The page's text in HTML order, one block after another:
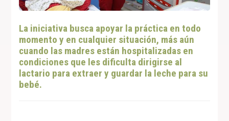
La iniciativa busca apoyar la práctica en todo
momento y en cualquier situación, más aún
cuando las madres están hospitalizadas en
condiciones que les dificulta dirigirse al
lactario para extraer y guardar la leche para su
bebé.